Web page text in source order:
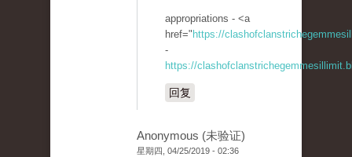
appropriations - <a
href=" https://
-
https://
回复
Anonymous (未验证)
星期四, 04/25/2019 - 02:36